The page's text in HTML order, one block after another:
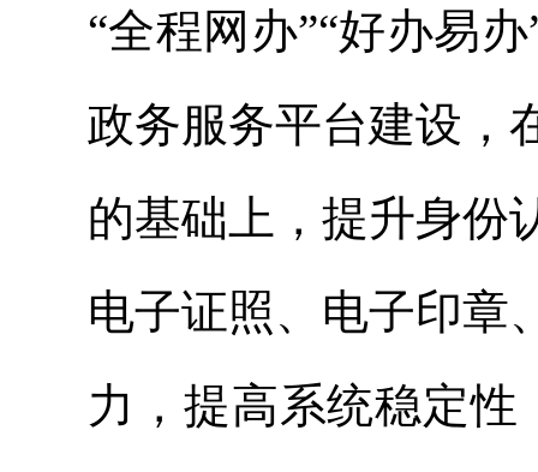
“全程网办”“好办易
政务服务平台建设，
的基础上，提升身份
电子证照、电子印章
力，提高系统稳定